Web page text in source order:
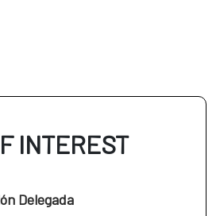
INTEREST
Delegada